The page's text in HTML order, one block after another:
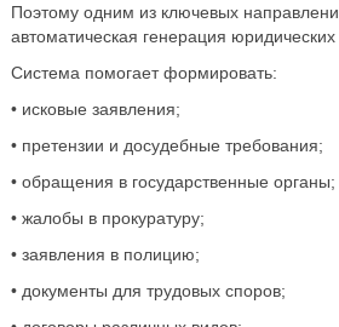
Поэтому одним из ключевых
автоматическая генерация юридических
Система помогает формировать:
• исковые заявления;
• претензии и досудебные требования;
• обращения в государственные органы;
• жалобы в прокуратуру;
• заявления в полицию;
• документы для трудовых споров;